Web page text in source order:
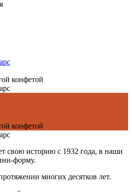
конфетой
конфетой
свою историю с 1932 года, в наши
форму.
многих десятков лет.